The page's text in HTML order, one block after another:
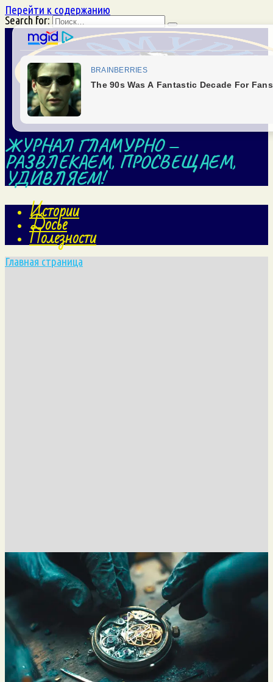
Перейти к содержанию
Search for:
ЖУРНАЛ ГЛАМУРНО —
РАЗВЛЕКАЕМ, ПРОСВЕЩАЕМ,
УДИВЛЯЕМ!
Истории
Досье
Полезности
Главная страница